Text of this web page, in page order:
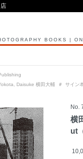
BOOKS |
Daisuke 横田大輔 ＃ サイン
No.
横
ut